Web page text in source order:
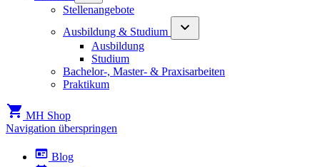
Stellenangebote
Ausbildung & Studium
Ausbildung
Studium
Bachelor-, Master- & Praxisarbeiten
Praktikum
MH Shop
Navigation überspringen
Blog